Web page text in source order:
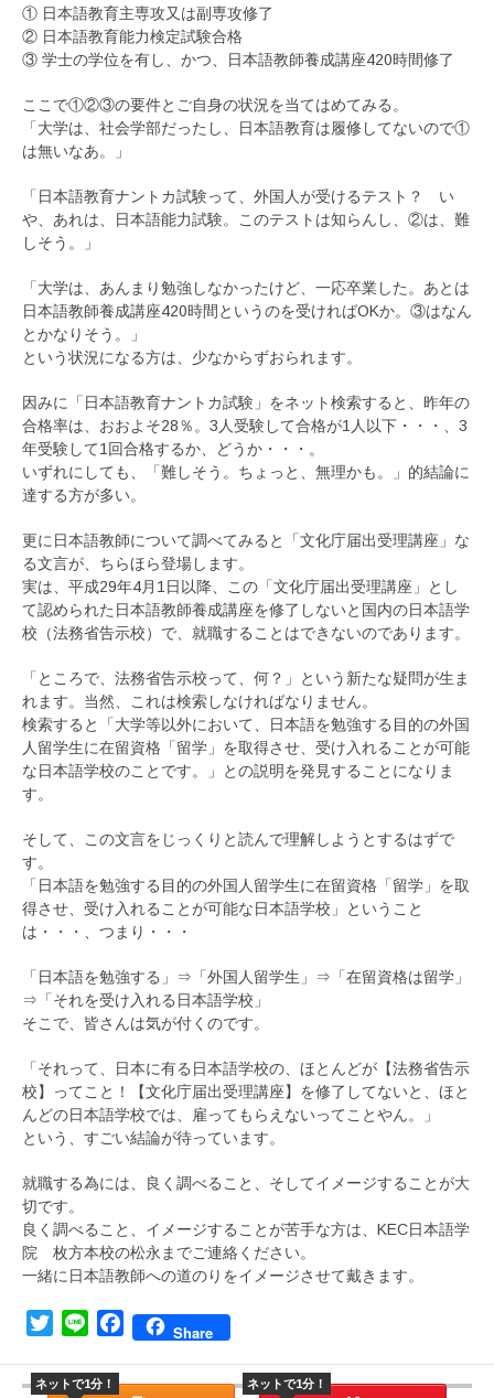
ネットで1分！ ネットで1分！
① 日本語教育主専攻又は副専攻修了
② 日本語教育能力検定試験合格
③ 学士の学位を有し、かつ、日本語教師養成講座420時間修了
ここで①②③の要件とご自身の状況を当てはめてみる。
「大学は、社会学部だったし、日本語教育は履修してないので①
は無いなあ。」
「日本語教育ナントカ試験って、外国人が受けるテスト？ い
や、あれは、日本語能力試験。このテストは知らんし、②は、難
しそう。」
「大学は、あんまり勉強しなかったけど、一応卒業した。あとは
日本語教師養成講座420時間というのを受ければOKか。③はなん
とかなりそう。」
という状況になる方は、少なからずおられます。
因みに「日本語教育ナントカ試験」をネット検索すると、昨年の
合格率は、おおよそ28％。3人受験して合格が1人以下・・・、3
年受験して1回合格するか、どうか・・・。
いずれにしても、「難しそう。ちょっと、無理かも。」的結論に
達する方が多い。
更に日本語教師について調べてみると「文化庁届出受理講座」な
る文言が、ちらほら登場します。
実は、平成29年4月1日以降、この「文化庁届出受理講座」とし
て認められた日本語教師養成講座を修了しないと国内の日本語学
校（法務省告示校）で、就職することはできないのであります。
「ところで、法務省告示校って、何？」という新たな疑問が生ま
れます。当然、これは検索しなければなりません。
検索すると「大学等以外において、日本語を勉強する目的の外国
人留学生に在留資格「留学」を取得させ、受け入れることが可能
な日本語学校のことです。」との説明を発見することになりま
す。
そして、この文言をじっくりと読んで理解しようとするはずで
す。
「日本語を勉強する目的の外国人留学生に在留資格「留学」を取
得させ、受け入れることが可能な日本語学校」ということ
は・・・、つまり・・・
「日本語を勉強する」⇒「外国人留学生」⇒「在留資格は留学」
⇒「それを受け入れる日本語学校」
そこで、皆さんは気が付くのです。
「それって、日本に有る日本語学校の、ほとんどが【法務省告示
校】ってこと！【文化庁届出受理講座】を修了してないと、ほと
んどの日本語学校では、雇ってもらえないってことやん。」
という、すごい結論が待っています。
就職する為には、良く調べること、そしてイメージすることが大
切です。
良く調べること、イメージすることが苦手な方は、KEC日本語学
院 枚方本校の松永までご連絡ください。
一緒に日本語教師への道のりをイメージさせて戴きます。
TwitterLine FacebookShare